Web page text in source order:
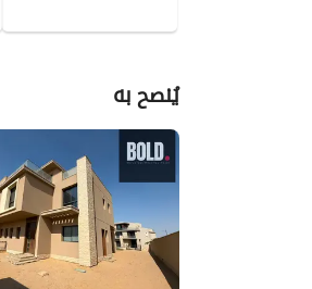
يُنصح به